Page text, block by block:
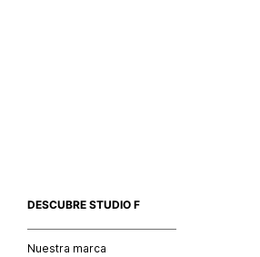
DESCUBRE STUDIO F
Nuestra marca